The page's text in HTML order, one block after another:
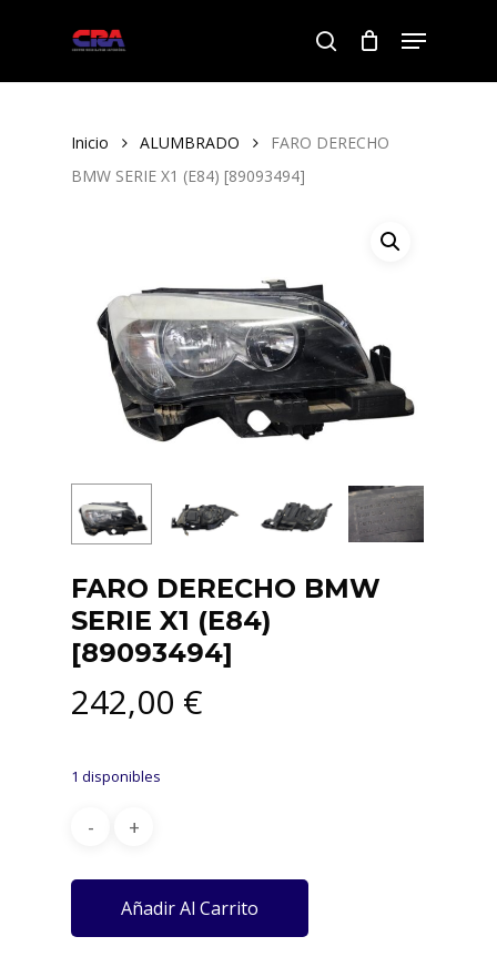
search
Menu
Inicio ALUMBRADO
FARO DERECHO
BMW SERIE X1 (E84) [89093494]
FARO DERECHO BMW
SERIE X1 (E84)
[89093494]
242,00 €
1 disponibles
Añadir Al Carrito